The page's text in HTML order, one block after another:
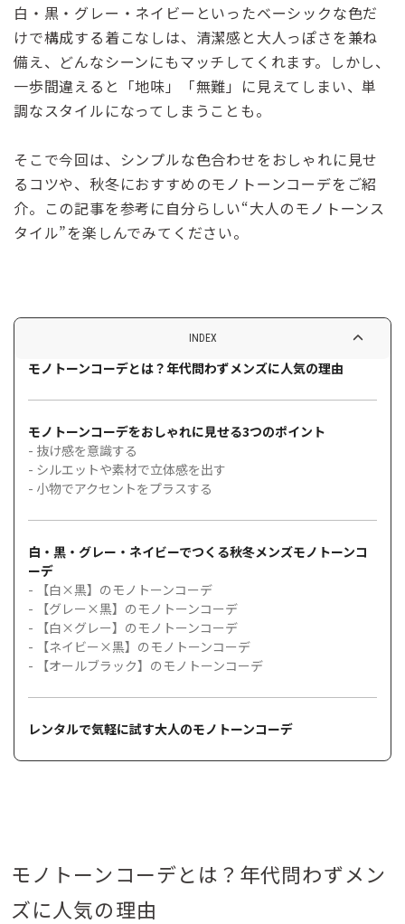
白・黒・グレー・ネイビーといったベーシックな色だ
けで構成する着こなしは、清潔感と大人っぽさを兼ね
備え、どんなシーンにもマッチしてくれます。しかし、
一歩間違えると「地味」「無難」に見えてしまい、単
調なスタイルになってしまうことも。
そこで今回は、シンプルな色合わせをおしゃれに見せ
るコツや、秋冬におすすめのモノトーンコーデをご紹
介。この記事を参考に自分らしい“大人のモノトーンス
タイル”を楽しんでみてください。
INDEX
モノトーンコーデとは？年代問わずメンズに人気の理由
モノトーンコーデをおしゃれに見せる3つのポイント
- 抜け感を意識する
- シルエットや素材で立体感を出す
- 小物でアクセントをプラスする
白・黒・グレー・ネイビーでつくる秋冬メンズモノトーンコ
ーデ
- 【白×黒】のモノトーンコーデ
- 【グレー×黒】のモノトーンコーデ
- 【白×グレー】のモノトーンコーデ
- 【ネイビー×黒】のモノトーンコーデ
- 【オールブラック】のモノトーンコーデ
レンタルで気軽に試す大人のモノトーンコーデ
モノトーンコーデとは？年代問わずメン
ズに人気の理由